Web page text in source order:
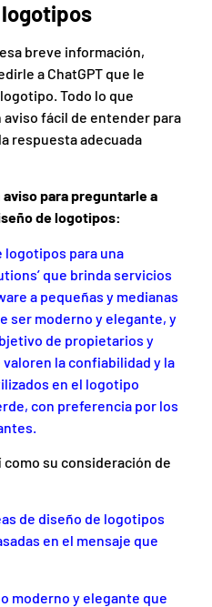
breve información,
a ChatGPT que le
Todo lo que
fácil de entender para
respuesta adecuada
para preguntarle a
de logotipos:
logotipos para una
que brinda servicios
a pequeñas y medianas
ser moderno y elegante, y
de propietarios y
la confiabilidad y la
en el logotipo
con preferencia por los
como su consideración de
de diseño de logotipos
en el mensaje que
moderno y elegante que